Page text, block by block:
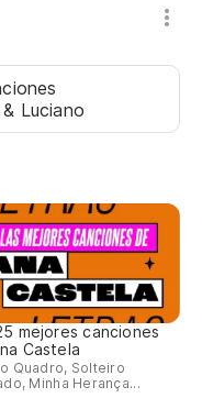
Luciano
mejores canciones
Castela
Quadro, Solteiro
Minha Herança...